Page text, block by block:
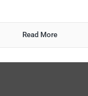
Read More